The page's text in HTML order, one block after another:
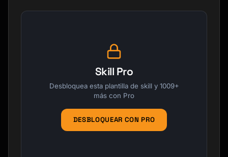
Skill Pro
Desbloquea esta plantilla de skill y 1009+
más con Pro
DESBLOQUEAR CON PRO